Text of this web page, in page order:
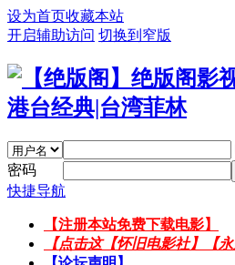
设为首页收藏本站
开启辅助访问 切换到窄版
密码
快捷导航
【注册本站免费下载电影】
【点击这【怀旧电影社】【